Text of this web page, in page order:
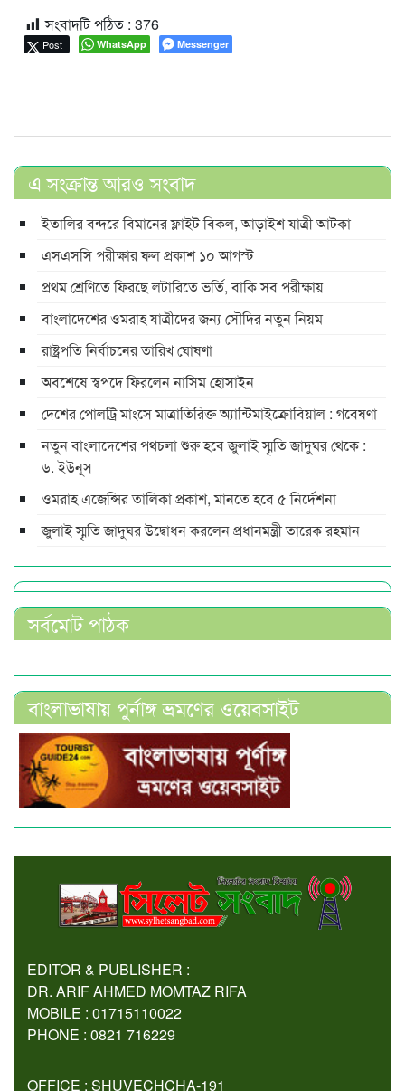
সংবাদটি পঠিত : 376
Post WhatsApp Messenger
এ সংক্রান্ত আরও সংবাদ
ইতালির বন্দরে বিমানের ফ্লাইট বিকল, আড়াইশ যাত্রী আটকা
এসএসসি পরীক্ষার ফল প্রকাশ ১০ আগস্ট
প্রথম শ্রেণিতে ফিরছে লটারিতে ভর্তি, বাকি সব পরীক্ষায়
বাংলাদেশের ওমরাহ যাত্রীদের জন্য সৌদির নতুন নিয়ম
রাষ্ট্রপতি নির্বাচনের তারিখ ঘোষণা
অবশেষে স্বপদে ফিরলেন নাসিম হোসাইন
দেশের পোলট্রি মাংসে মাত্রাতিরিক্ত অ্যান্টিমাইক্রোবিয়াল : গবেষণা
নতুন বাংলাদেশের পথচলা শুরু হবে জুলাই স্মৃতি জাদুঘর থেকে :
ড. ইউনূস
ওমরাহ এজেন্সির তালিকা প্রকাশ, মানতে হবে ৫ নির্দেশনা
জুলাই স্মৃতি জাদুঘর উদ্বোধন করলেন প্রধানমন্ত্রী তারেক রহমান
সর্বমোট পাঠক
বাংলাভাষায় পুর্নাঙ্গ ভ্রমণের ওয়েবসাইট
EDITOR & PUBLISHER :
DR. ARIF AHMED MOMTAZ RIFA
MOBILE : 01715110022
PHONE : 0821 716229
OFFICE : SHUVECHCHA-191